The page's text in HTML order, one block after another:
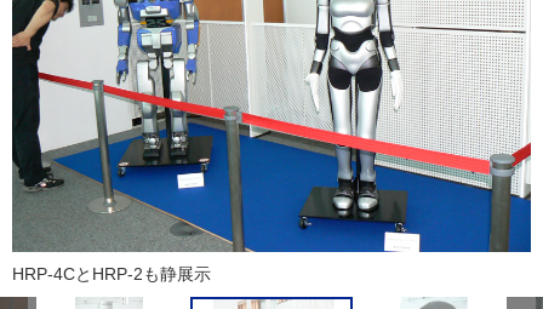
HRP-4CとHRP-2も静展示